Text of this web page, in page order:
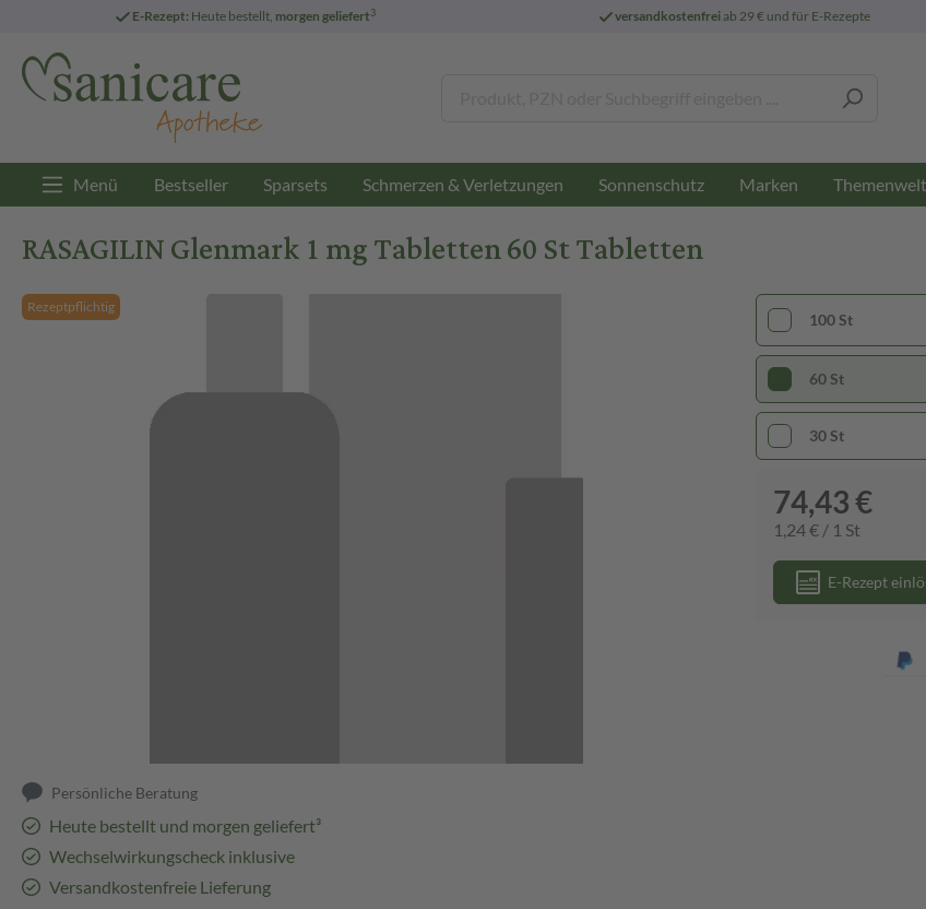
E-Rezept: Heute bestellt, morgen geliefert3 versandkostenfreiab 29 € und für E-Rezepte
Menü Bestseller Sparsets Schmerzen & Verletzungen Sonnenschutz Marken
RASAGILIN Glenmark 1 mg Tabletten 60 St Tabletten
Rezeptpflichtig
Persönliche Beratung
Heute bestellt und morgen geliefert³
Wechselwirkungscheck inklusive
Versandkostenfreie Lieferung
100 St
60 St
30 St
74,43 €
1,24 € / 1 St
E-Rezept